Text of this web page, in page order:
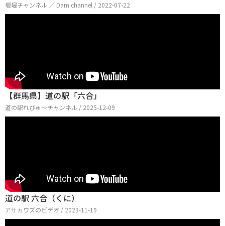
堰堤チャンネル ／ Dam channel / 2022-07-22
【群馬県】道の駅「六合」
道の駅れびゅ〜チャンネル / 2025-12-09
道の駅 六合（くに）
アサカワズのビデオ / 2023-11-19